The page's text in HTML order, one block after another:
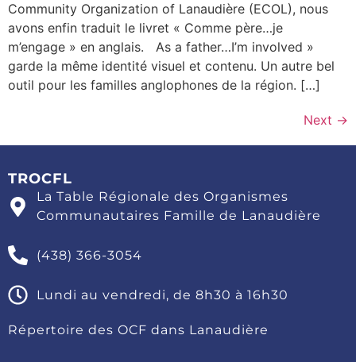
Community Organization of Lanaudière (ECOL), nous
avons enfin traduit le livret « Comme père…je
m’engage » en anglais. As a father…I’m involved »
garde la même identité visuel et contenu. Un autre bel
outil pour les familles anglophones de la région. […]
Next →
TROCFL
La Table Régionale des Organismes
Communautaires Famille de Lanaudière
(438) 366-3054
Lundi au vendredi, de 8h30 à 16h30
Répertoire des OCF dans Lanaudière